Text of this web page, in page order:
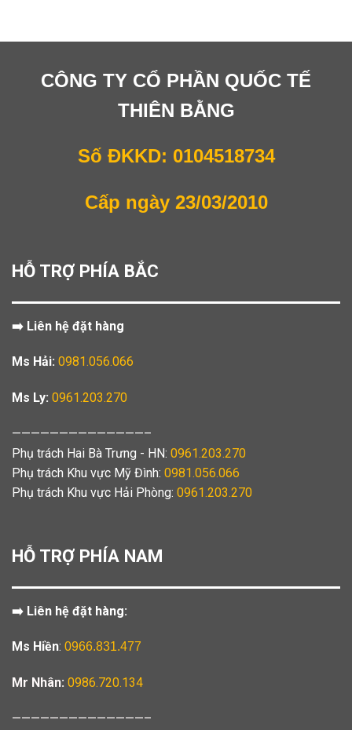
CÔNG TY CỔ PHẦN QUỐC TẾ
THIÊN BẰNG
Số ĐKKD: 0104518734
Cấp ngày 23/03/2010
HỖ TRỢ PHÍA BẮC
➡️ Liên hệ đặt hàng
Ms Hải: 0981.056.066
Ms Ly: 0961.203.270
——————————————–
Phụ trách Hai Bà Trưng - HN: 0961.203.270
Phụ trách Khu vực Mỹ Đình: 0981.056.066
Phụ trách Khu vực Hải Phòng: 0961.203.270
HỖ TRỢ PHÍA NAM
➡️ Liên hệ đặt hàng:
Ms Hiền: 0966.831.477
Mr Nhân: 0986.720.134
——————————————–